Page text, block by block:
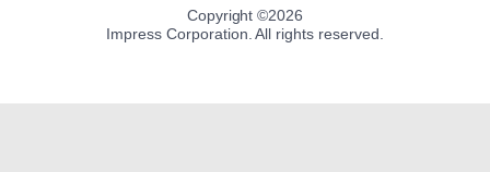
Copyright ©2026
Impress Corporation. All rights reserved.